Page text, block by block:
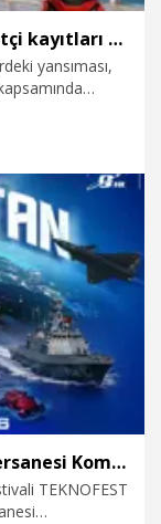
TEKNOFEST Mavi Vatan için ziyaretçi kayıtları başladı
yansıması,
olduğu
TEKNOFEST Mavi Vatan, Gölcük Tersanesi Komutanlığı’nda olacak
TEKNOFEST